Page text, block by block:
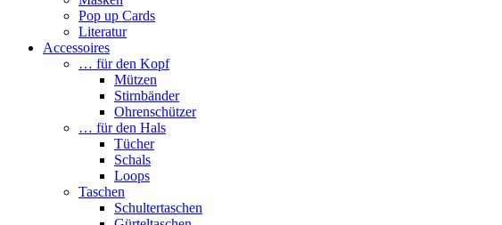
Pop up Cards
Literatur
Accessoires
… für den Kopf
Mützen
Stirnbänder
Ohrenschützer
… für den Hals
Tücher
Schals
Loops
Taschen
Schultertaschen